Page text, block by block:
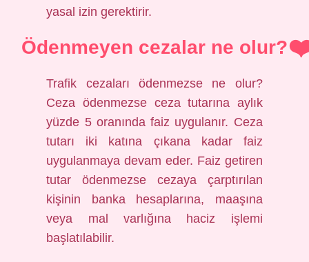
yasal izin gerektirir.
Ödenmeyen cezalar ne olur?
Trafik cezaları ödenmezse ne olur?
Ceza ödenmezse ceza tutarına aylık
yüzde 5 oranında faiz uygulanır. Ceza
tutarı iki katına çıkana kadar faiz
uygulanmaya devam eder. Faiz getiren
tutar ödenmezse cezaya çarptırılan
kişinin banka hesaplarına, maaşına
veya mal varlığına haciz işlemi
başlatılabilir.